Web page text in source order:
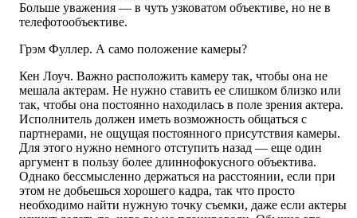
Больше уважения — в чуть узковатом объективе, но не в
телефотообъективе.
Грэм Фуллер. А само положение камеры?
Кен Лоуч. Важно расположить камеру так, чтобы она не
мешала актерам. Не нужно ставить ее слишком близко или
так, чтобы она постоянно находилась в поле зрения актера.
Исполнитель должен иметь возможность общаться с
партнерами, не ощущая постоянного присутствия камеры.
Для этого нужно немного отступить назад — еще один
аргумент в пользу более длиннофокусного объектива.
Однако бессмысленно держаться на расстоянии, если при
этом не добьешься хорошего кадра, так что просто
необходимо найти нужную точку съемки, даже если актеры